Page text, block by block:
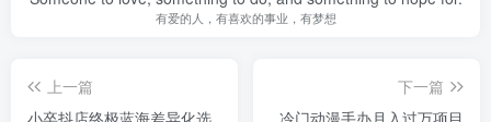
有爱的人，有喜欢的事业，有梦想
上一篇
小卒抖店终极蓝海差异化选
下一篇
冷门动漫手办月入过万项目